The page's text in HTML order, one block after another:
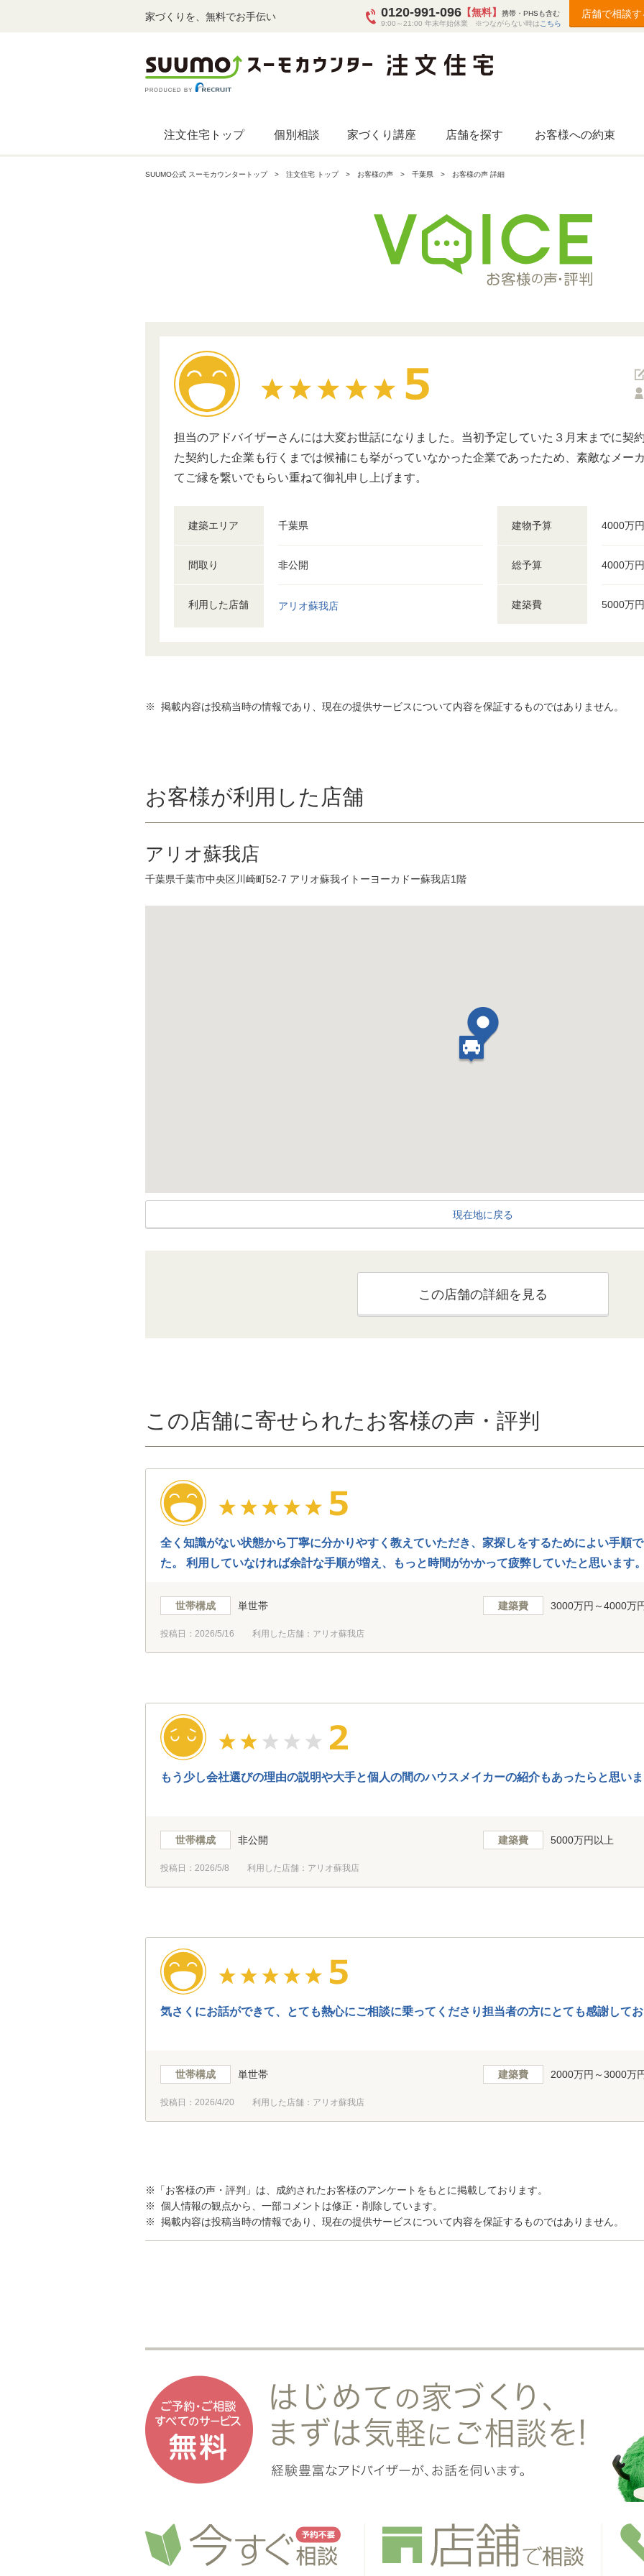
家づくりを、無料でお手伝い 0120-991-096 【無料】
携帯・PHSも含む
9:00～21:00 年末年始休業 ※つながらない時は こちら
店舗で相談す
注文住宅トップ 個別相談 家づくり講座 店舗を探す お客様への約束
SUUMO公式 スーモカウンタートップ 注文住宅 トップ お客様の声 千葉県 お客様の声 詳細
担当のアドバイザーさんには大変お世話になりました。当初予定していた３月末までに契
た契約した企業も行くまでは候補にも挙がっていなかった企業であったため、素敵なメー
てご縁を繋いでもらい重ねて御礼申し上げます。
建築エリア 千葉県
間取り 非公開
利用した店舗 アリオ蘇我店
建物予算 4000万
総予算 4000万
建築費 5000万
※ 掲載内容は投稿当時の情報であり、現在の提供サービスについて内容を保証するものではありません。
お客様が利用した店舗
アリオ蘇我店
千葉県千葉市中央区川崎町52-7 アリオ蘇我イトーヨーカドー蘇我店1階
現在地に戻る
この店舗の詳細を見る
この店舗に寄せられたお客様の声・評判
全く知識がない状態から丁寧に分かりやすく教えていただき、家探しをするためによい手順
た。 利用していなければ余計な手順が増え、もっと時間がかかって疲弊していたと思います。
世帯構成 単世帯 建築費 3000万円～4000万
投稿日： 2026/5/16 利用した店舗：アリオ蘇我店
もう少し会社選びの理由の説明や大手と個人の間のハウスメイカーの紹介もあったらと思いま
世帯構成 非公開 建築費 5000万円以上
投稿日： 2026/5/8 利用した店舗：アリオ蘇我店
気さくにお話ができて、とても熱心にご相談に乗ってくださり担当者の方にとても感謝してお
世帯構成 単世帯 建築費 2000万円～3000万
投稿日： 2026/4/20 利用した店舗：アリオ蘇我店
※「お客様の声・評判」は、成約されたお客様のアンケートをもとに掲載しております。
※ 個人情報の観点から、一部コメントは修正・削除しています。
※ 掲載内容は投稿当時の情報であり、現在の提供サービスについて内容を保証するものではありません。